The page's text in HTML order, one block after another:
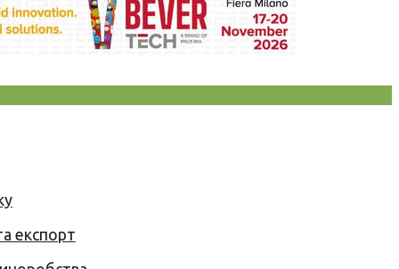
експорт